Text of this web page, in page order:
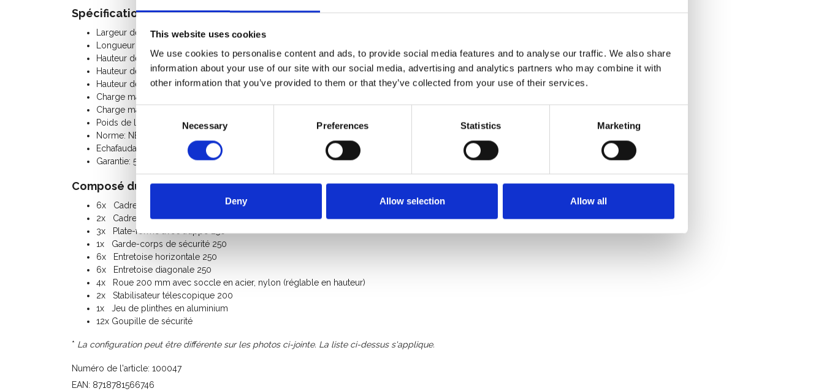
This website uses cookies
We use cookies to personalise content and ads, to provide social media features and to analyse our traffic. We also share
information about your use of our site with our social media, advertising and analytics partners who may combine it with
other information that you’ve provided to them or that they’ve collected from your use of their services.
Consent
Selection
Necessary Preferences Statistics Marketing
Deny Allow selection Allow all
Spécifications:
Largeur de l'échafaudage: 0,75 m
Longueur de l'échafaudage: 2,50 m
Hauteur de travail: 8,20 m
Hauteur de la plate-forme: 6,20 m
Hauteur de l'échafaudage: 7,20 m
Charge maximale par plate-forme: 250 Kg
Charge maximale de l'échafaudage roulant: 750 Kg
Poids de l'échafaudage roulant: 200 Kg
Norme: NEN-EN 1004, EN 1298, TÜV-GS
Echafaudage Classe III (200 Kg/m²)
Garantie: 5 ans
Composé du kit:
6x Cadre 75-28-7
2x Cadre 75-28-4
3x Plate-forme avec trappe 250
1x Garde-corps de sécurité 250
6x Entretoise horizontale 250
6x Entretoise diagonale 250
4x Roue 200 mm avec soccle en acier, nylon (réglable en hauteur)
2x Stabilisateur télescopique 200
1x Jeu de plinthes en aluminium
12x Goupille de sécurité
* La configuration peut être différente sur les photos ci-jointe. La liste ci-dessus s'applique.
Numéro de l'article: 100047
EAN: 8718781566746